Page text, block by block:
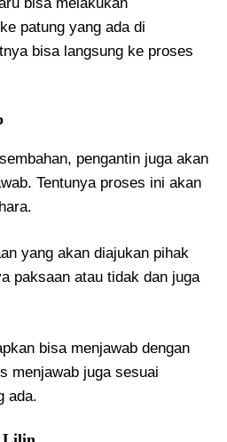
patung yang ada di
bisa langsung ke proses
pengantin juga akan
Tentunya proses ini akan
yang akan diajukan pihak
paksaan atau tidak dan juga
bisa menjawab dengan
menjawab juga sesuai
ada.